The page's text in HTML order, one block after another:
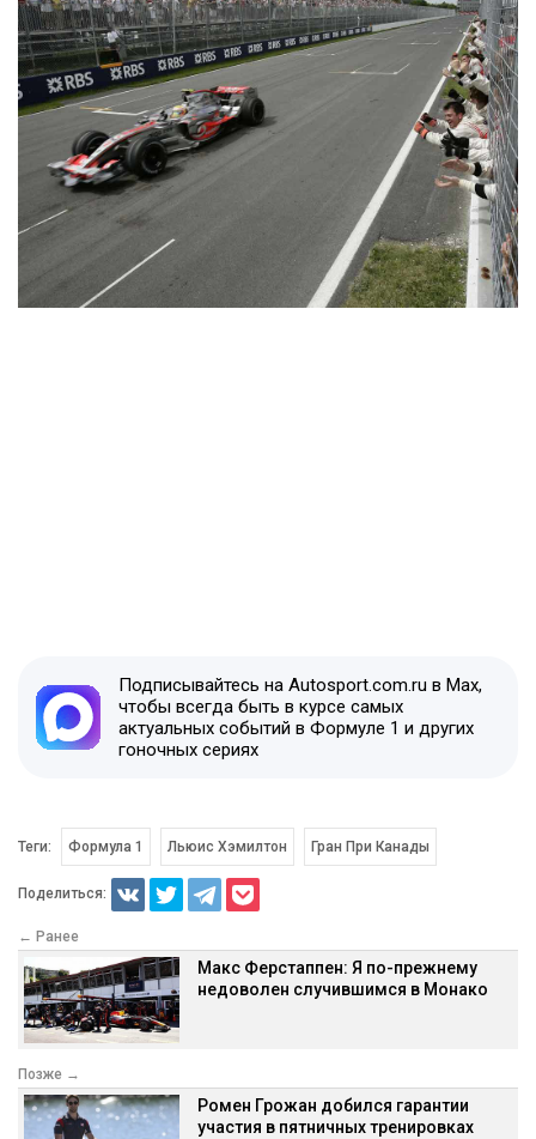
Подписывайтесь на Autosport.com.ru в Max,
чтобы всегда быть в курсе самых
актуальных событий в Формуле 1 и других
гоночных сериях
Теги: Формула 1 Льюис Хэмилтон Гран При Канады
Поделиться:
← Ранее
Макс Ферстаппен: Я по-прежнему
недоволен случившимся в Монако
Позже →
Ромен Грожан добился гарантии
участия в пятничных тренировках